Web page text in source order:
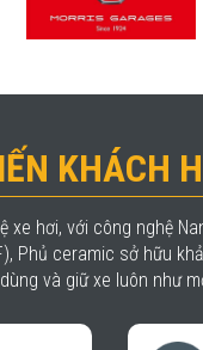
KHÁCH
hơi, với công nghệ
ceramic sở hữu
dùng và giữ xe luôn như